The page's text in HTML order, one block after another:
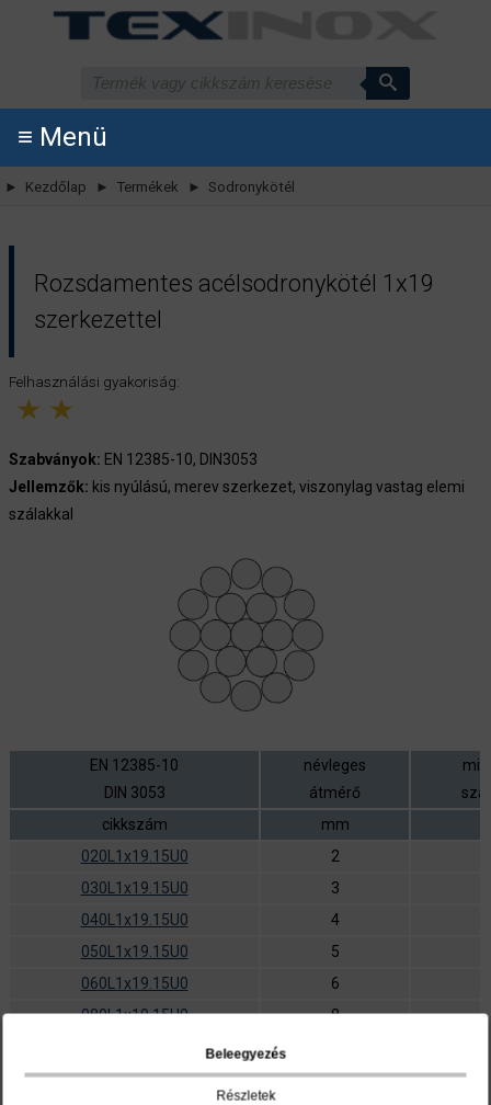
≡ Menü
► Kezdőlap ► Termékek ► Sodronykötél
Rozsdamentes acélsodronykötél 1x19
szerkezettel
Felhasználási gyakoriság:
Szabványok: EN 12385-10, DIN3053
Jellemzők: kis nyúlású, merev szerkezet, viszonylag vastag elemi
szálakkal
EN 12385-10
DIN 3053
névleges
átmérő
cikkszám
mm
020L1x19.15U0
2
030L1x19.15U0
3
040L1x19.15U0
4
050L1x19.15U0
5
060L1x19.15U0
6
080L1x19.15U0
8
120L1x19.15U0
12
Beleegyezés
Részletek